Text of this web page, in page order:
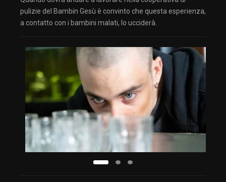
pulizie del Bambin Gesù è convinto che questa esperienza,
a contatto con i bambini malati, lo ucciderà.